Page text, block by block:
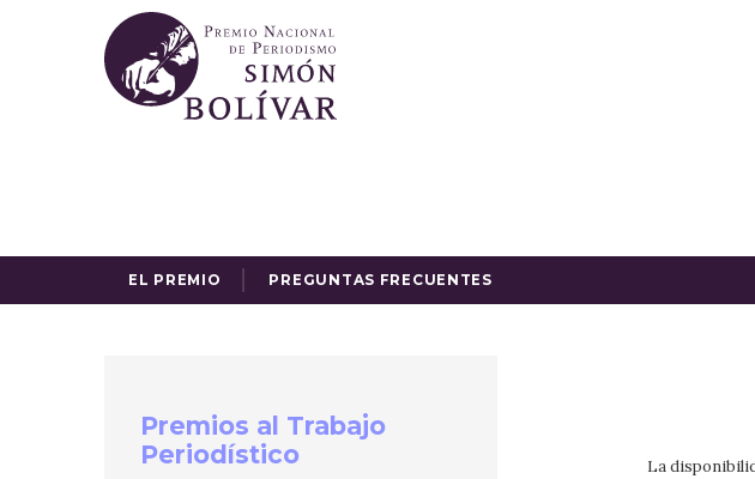
EL PREMIO PREGUNTAS FRECUENTES
Premios al Trabajo
Periodístico
La